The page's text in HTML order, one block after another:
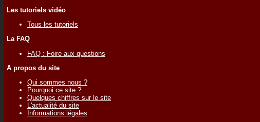
Les tutoriels vidéo
Tous les tutoriels
La FAQ
FAQ : Foire aux questions
A propos du site
Qui sommes nous ?
Pourquoi ce site ?
Quelques chiffres sur le site
L'actualité du site
Informations légales